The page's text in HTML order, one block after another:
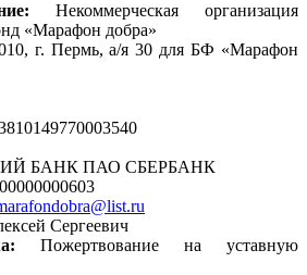
Некоммерческая организация
«Марафон добра»
г. Пермь, а/я 30 для БФ «Марафон
БАНК ПАО СБЕРБАНК
Сергеевич
Пожертвование на уставную